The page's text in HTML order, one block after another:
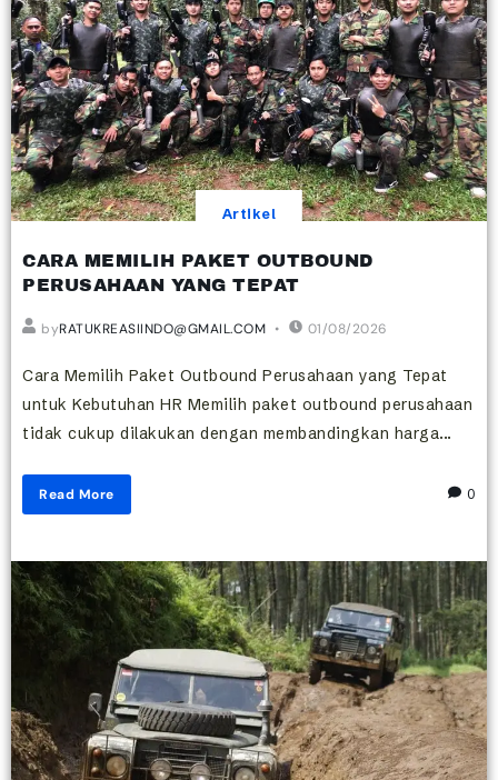
Artikel
CARA MEMILIH PAKET OUTBOUND
PERUSAHAAN YANG TEPAT
byRATUKREASIINDO@GMAIL.COM 01/08/2026
Cara Memilih Paket Outbound Perusahaan yang Tepat
untuk Kebutuhan HR Memilih paket outbound perusahaan
tidak cukup dilakukan dengan membandingkan harga...
Read More 0